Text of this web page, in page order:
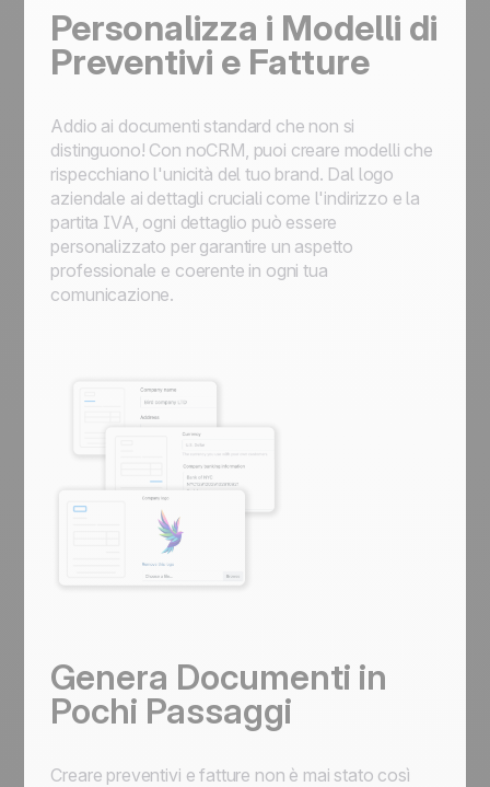
Personalizza i Modelli di
Preventivi e Fatture
Addio ai documenti standard che non si
distinguono! Con noCRM, puoi creare modelli che
rispecchiano l'unicità del tuo brand. Dal logo
aziendale ai dettagli cruciali come l'indirizzo e la
partita IVA, ogni dettaglio può essere
personalizzato per garantire un aspetto
professionale e coerente in ogni tua
comunicazione.
Genera Documenti in
Pochi Passaggi
Creare preventivi e fatture non è mai stato così